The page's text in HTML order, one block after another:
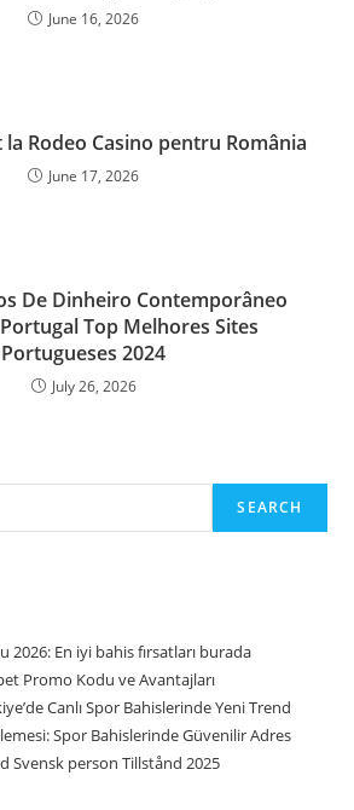
June 16, 2026
la Rodeo Casino pentru România
June 17, 2026
De Dinheiro Contemporâneo
Top Melhores Sites
Portugueses 2024
July 26, 2026
SEARCH
En iyi bahis fırsatları burada
Promo Kodu ve Avantajları
Canlı Spor Bahislerinde Yeni Trend
Spor Bahislerinde Güvenilir Adres
Svensk person Tillstånd 2025